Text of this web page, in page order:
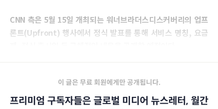
CNN 측은 5월 15일 개최되는 워너브라더스디스커버리의 업프
론트(Upfront) 행사에서 정식 발표를 통해 서비스 명칭, 요금
이 글은 무료 회원에게만 공개됩니다.
프리미엄 구독자들은 글로벌 미디어 뉴스레터, 월간